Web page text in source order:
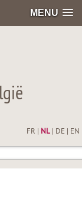
MENU
FR NL| DE EN